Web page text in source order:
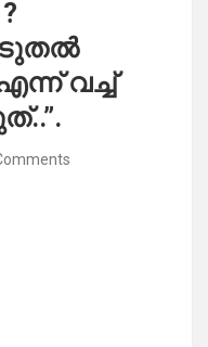
വച്ച്